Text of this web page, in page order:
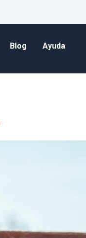
Blog Ayuda